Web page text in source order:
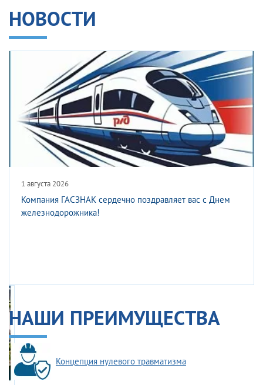
НОВОСТИ
27 июля 2026
Новые ГОСТы с 1 августа 2026 года
НАШИ ПРЕИМУЩЕСТВА
Концепция нулевого травматизма